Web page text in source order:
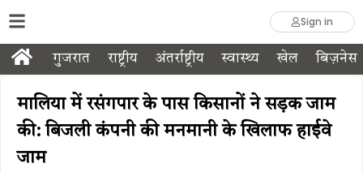
Sign in
गुजरात राष्ट्रीय अंतर्राष्ट्रीय स्वास्थ्य खेल बिज़नेस
मालिया में रसंगपार के पास किसानों ने सड़क जाम
की: बिजली कंपनी की मनमानी के खिलाफ हाईवे
जाम